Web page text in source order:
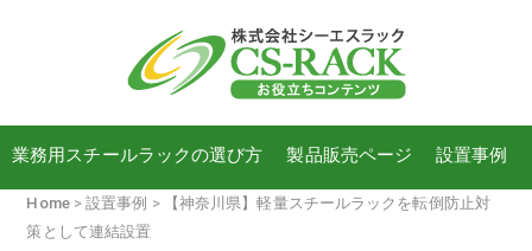
業務用スチールラックの選び方 製品販売ページ 設置事例
Home 設置事例
【神奈川県】軽量スチールラックを転倒防止対
策として連結設置